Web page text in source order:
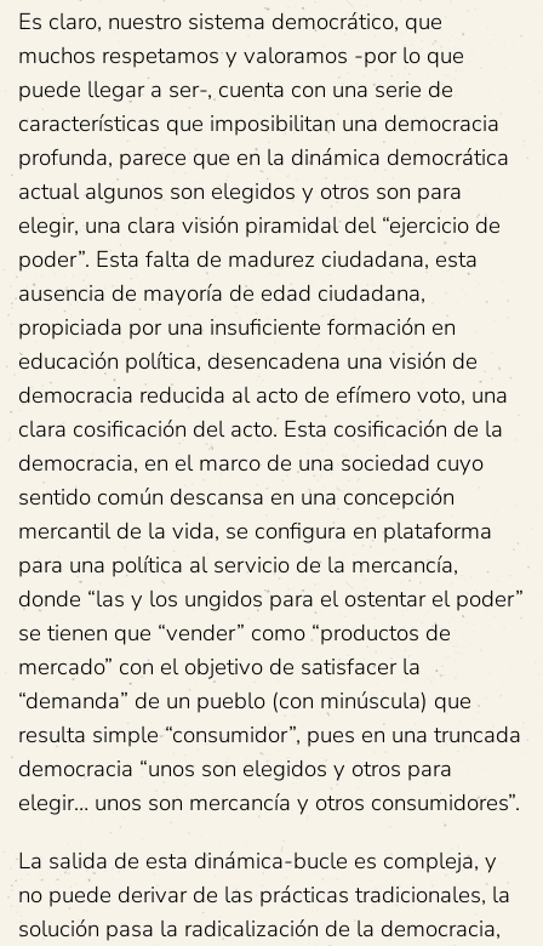
Es claro, nuestro sistema democrático, que
muchos respetamos y valoramos -por lo que
puede llegar a ser-, cuenta con una serie de
características que imposibilitan una democracia
profunda, parece que en la dinámica democrática
actual algunos son elegidos y otros son para
elegir, una clara visión piramidal del “ejercicio de
poder”. Esta falta de madurez ciudadana, esta
ausencia de mayoría de edad ciudadana,
propiciada por una insuficiente formación en
educación política, desencadena una visión de
democracia reducida al acto de efímero voto, una
clara cosificación del acto. Esta cosificación de la
democracia, en el marco de una sociedad cuyo
sentido común descansa en una concepción
mercantil de la vida, se configura en plataforma
para una política al servicio de la mercancía,
donde “las y los ungidos para el ostentar el poder”
se tienen que “vender” como “productos de
mercado” con el objetivo de satisfacer la
“demanda” de un pueblo (con minúscula) que
resulta simple “consumidor”, pues en una truncada
democracia “unos son elegidos y otros para
elegir… unos son mercancía y otros consumidores”.
La salida de esta dinámica-bucle es compleja, y
no puede derivar de las prácticas tradicionales, la
solución pasa la radicalización de la democracia,